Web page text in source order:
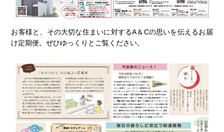
お客様と、その大切な住まいに対するA＆Cの思いを伝えるお届
け定期便。ぜひゆっくりとご覧ください。